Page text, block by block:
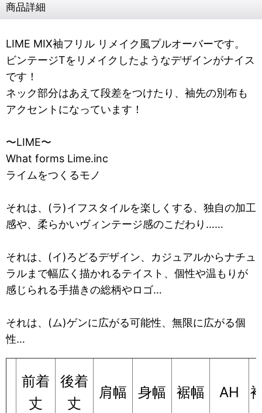
商品詳細
LIME MIX袖フリル リメイク風プルオーバーです。
ビンテージTをリメイクしたようなデザインがナイス
です！
ネック部分はあえて段差をつけたり、袖先の別布も
アクセントになっています！
〜LIME〜
What forms Lime.inc
ライムをつくるモノ
それは、(ラ)イフスタイルを楽しくする、独自の加工
感や、柔らかいヴィンテージ感のこだわり……
それは、(イ)ろどるデザイン、カジュアルからナチュ
ラルまで幅広く描かれるテイスト、個性や温もりが
感じられる手描きの総柄やロゴ…
それは、(ム)ゲンに広がる可能性、無限に広がる個
性…
前着
丈
後着
丈
肩幅 身幅 裾幅 AH